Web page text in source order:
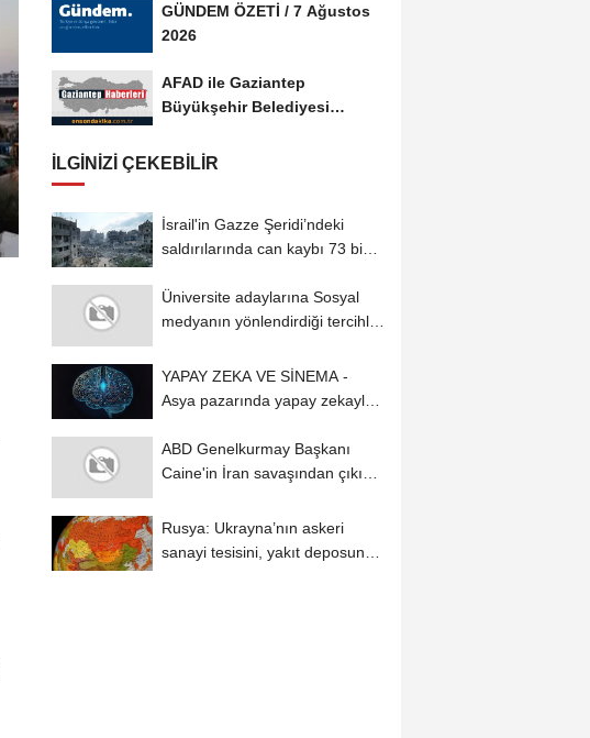
GÜNDEM ÖZETİ / 7 Ağustos
2026
AFAD ile Gaziantep
Büyükşehir Belediyesi
İLGINIZI ÇEKEBILIR
İsrail'in Gazze Şeridi’ndeki
saldırılarında can kaybı 73 bin
Üniversite adaylarına Sosyal
medyanın yönlendirdiği tercihler
YAPAY ZEKA VE SİNEMA -
Asya pazarında yapay zekayla
ABD Genelkurmay Başkanı
Caine'in İran savaşından çıkış
Rusya: Ukrayna’nın askeri
sanayi tesisini, yakıt deposunu